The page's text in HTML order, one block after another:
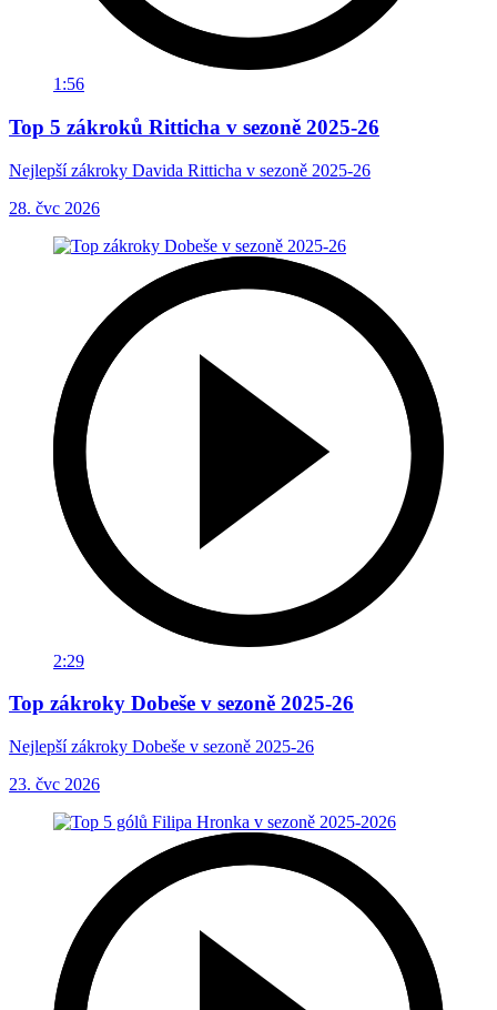
1:56
Top 5 zákroků Ritticha v sezoně 2025-26
Nejlepší zákroky Davida Ritticha v sezoně 2025-26
28. čvc 2026
2:29
Top zákroky Dobeše v sezoně 2025-26
Nejlepší zákroky Dobeše v sezoně 2025-26
23. čvc 2026